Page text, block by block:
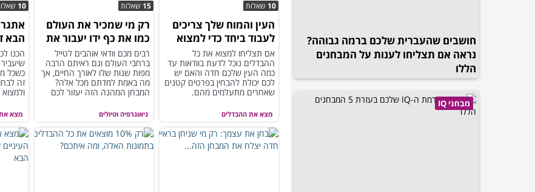
חושבים שהעברית שלכם ברמה גבוהה?
נראה אם תצליחו לענות על המבחנים
הללו
מבחני IQ
מצא את ההבדלים
10 שאלות
העין והמוח שלך צריכים
לעבוד ביחד כדי למצוא
את התמונה השונה...
אם תצליחו למצוא את כל
ההבדלים נוכל לדעת בוודאות עד
כמה העין שלכם חדה והאם יש
לכם יכולת להבחין בפרטים קטנים
שאחרים מתעלמים מהם.
גיאוגרפיה וטיולים
15 שאלות
רק מי שמכיר את העולם
כמו את כף ידו יעבור את
המבחן הקשה הזה
רבים מכם וודאי אוהבים לטייל
ברחבי העולם וגם ראיתם הרבה
מפות שנות שלו לאורך החיים, אך
מה באמת למדתם מכל אלה?
המבחן המהנה הזה יעזור לכם
לגלות!
מצא
10
הבא
הכנו
כשכל
זה